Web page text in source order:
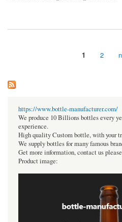
about Capturing Moments, Creating Memories:
1 2
https://www.bottle-manufacturer.com/
We produce 10 Billions bottles every
experience.
High quality Custom bottle, with your
We supply bottles for many famous
Get more information, contact us
Product image: